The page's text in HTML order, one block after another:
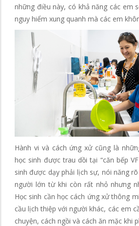
những điều này, có khả năng các em
nguy hiểm xung quanh mà các em
Hành vi và cách ứng xử cũng là
học sinh được trau dồi tại “căn bếp
sinh được dạy phải lịch sự, nói năng
người lớn từ khi còn rất nhỏ nhưng
Học sinh cần học cách ứng xử thông
cầu lịch thiệp với người khác, các em
chuyện, cách ngồi và cách ăn mặc khi